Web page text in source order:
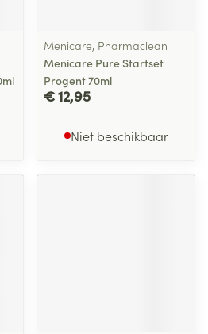
Menicare, Pharmaclean
Menicare Pure Startset
Progent 70ml
€ 12,95
Niet beschikbaar